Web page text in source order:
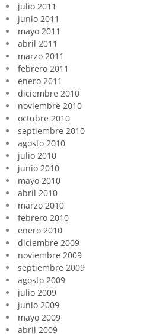
julio 2011
junio 2011
mayo 2011
abril 2011
marzo 2011
febrero 2011
enero 2011
diciembre 2010
noviembre 2010
octubre 2010
septiembre 2010
agosto 2010
julio 2010
junio 2010
mayo 2010
abril 2010
marzo 2010
febrero 2010
enero 2010
diciembre 2009
noviembre 2009
septiembre 2009
agosto 2009
julio 2009
junio 2009
mayo 2009
abril 2009